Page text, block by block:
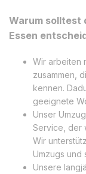
Warum solltest
Essen
Wir arbeiten
zusammen,
kennen.
geeignete
Unser
Service, der
Wir
Umzugs und
Unsere